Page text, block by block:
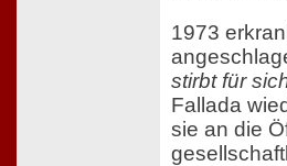
1973
stirbt für
Fallada
sie an die